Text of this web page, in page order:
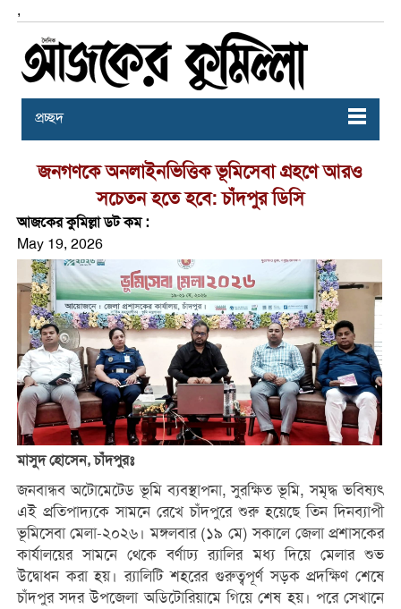
,
প্রচ্ছদ
জনগণকে অনলাইনভিত্তিক ভূমিসেবা গ্রহণে আরও
সচেতন হতে হবে: চাঁদপুর ডিসি
আজকের কুমিল্লা ডট কম :
May 19, 2026
মাসুদ হোসেন, চাঁদপুরঃ
জনবান্ধব অটোমেটেড ভূমি ব্যবস্থাপনা, সুরক্ষিত ভূমি, সমৃদ্ধ ভবিষ্যৎ
এই প্রতিপাদ্যকে সামনে রেখে চাঁদপুরে শুরু হয়েছে তিন দিনব্যাপী
ভূমিসেবা মেলা-২০২৬। মঙ্গলবার (১৯ মে) সকালে জেলা প্রশাসকের
কার্যালয়ের সামনে থেকে বর্ণাঢ্য র‍্যালির মধ্য দিয়ে মেলার শুভ
উদ্বোধন করা হয়। র‍্যালিটি শহরের গুরুত্বপূর্ণ সড়ক প্রদক্ষিণ শেষে
চাঁদপুর সদর উপজেলা অডিটোরিয়ামে গিয়ে শেষ হয়। পরে সেখানে